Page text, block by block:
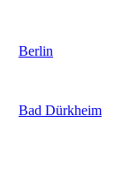
Berlin
Bad Dürkheim